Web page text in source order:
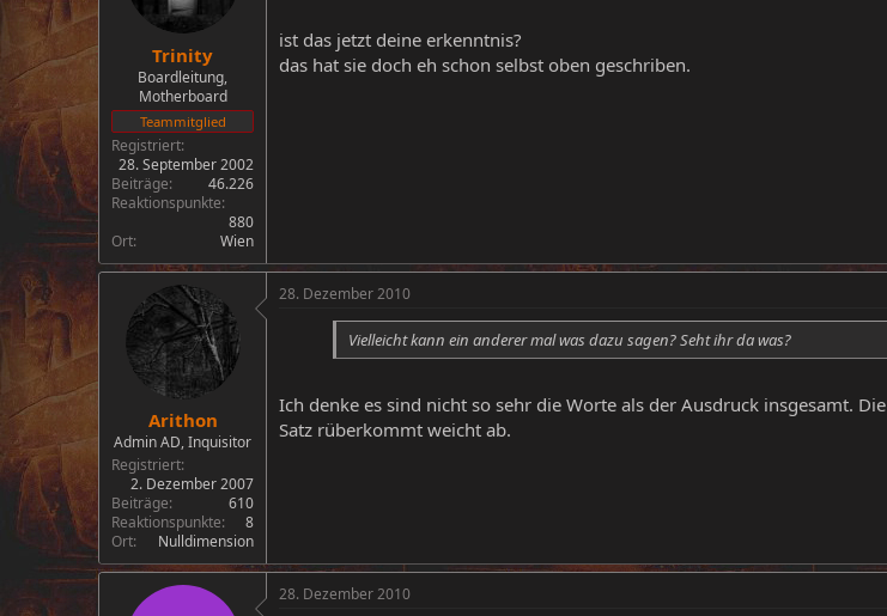
e
Trinity
Boardleitung,
Motherboard
Teammitglied
Registriert
28. September 2002
Beiträge
46.226
Reaktionspunkte
880
Ort
Wien
ist das jetzt deine erkenntnis?
das hat sie doch eh schon selbst oben geschriben.
Arithon
Admin AD, Inquisitor
Registriert
2. Dezember 2007
Beiträge
610
Reaktionspunkte
8
Ort
Nulldimension
28. Dezember 2010
Vielleicht kann ein anderer mal was dazu sagen? Seht ihr da was?
Ich denke es sind nicht so sehr die Worte als der Ausdruck insgesamt.
Satz rüberkommt weicht ab.
28. Dezember 2010